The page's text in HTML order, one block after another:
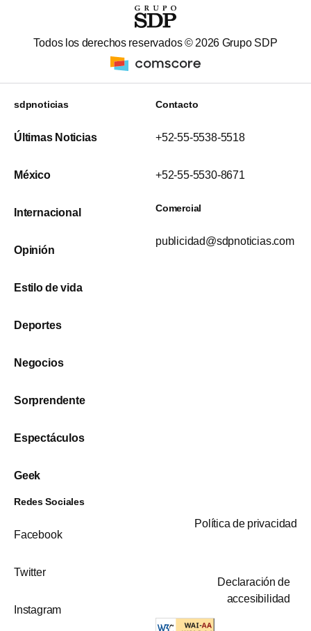
Todos los derechos reservados © 2026 Grupo SDP
sdpnoticias
Últimas Noticias
México
Internacional
Opinión
Estilo de vida
Deportes
Negocios
Sorprendente
Espectáculos
Geek
Contacto
+52-55-5538-5518
+52-55-5530-8671
Comercial
publicidad@sdpnoticias.com
Redes Sociales
Facebook
Twitter
Instagram
Política de privacidad
Declaración de
accesibilidad